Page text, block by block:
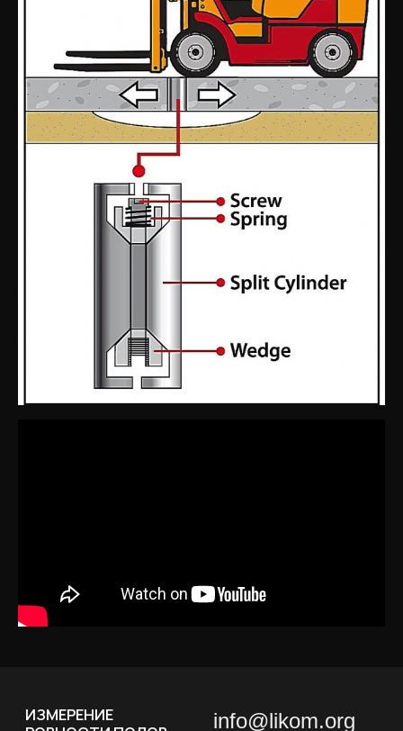
ИЗМЕРЕНИЕ
РОВНОСТИ ПОЛОВ info@likom.org
Почему выбирают нас
Оборудование
Требования к ровности полов.
Стандарты. Методы измерения
© 2025 все права защищены